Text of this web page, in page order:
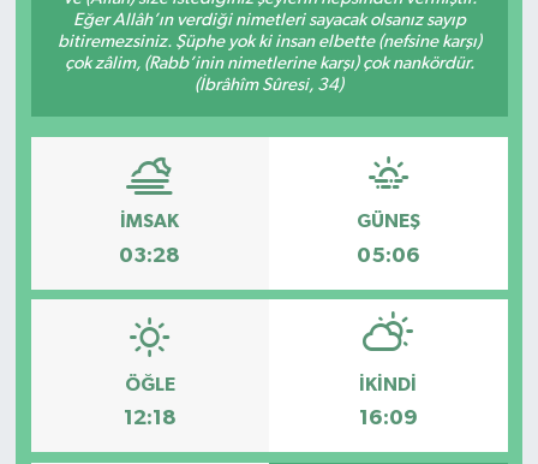
Eğer Allâh’ın verdiği nimetleri sayacak olsanız sayıp
bitiremezsiniz. Şüphe yok ki insan elbette (nefsine karşı)
çok zâlim, (Rabb’inin nimetlerine karşı) çok nankördür.
(İbrâhîm Sûresi, 34)
İMSAK
03:28
GÜNEŞ
05:06
ÖĞLE
12:18
İKINDI
16:09
KÜLTÜR&SANAT
SAĞLIK
SİVİL TOPLUM
SİYASET
SOSYAL YAŞAM